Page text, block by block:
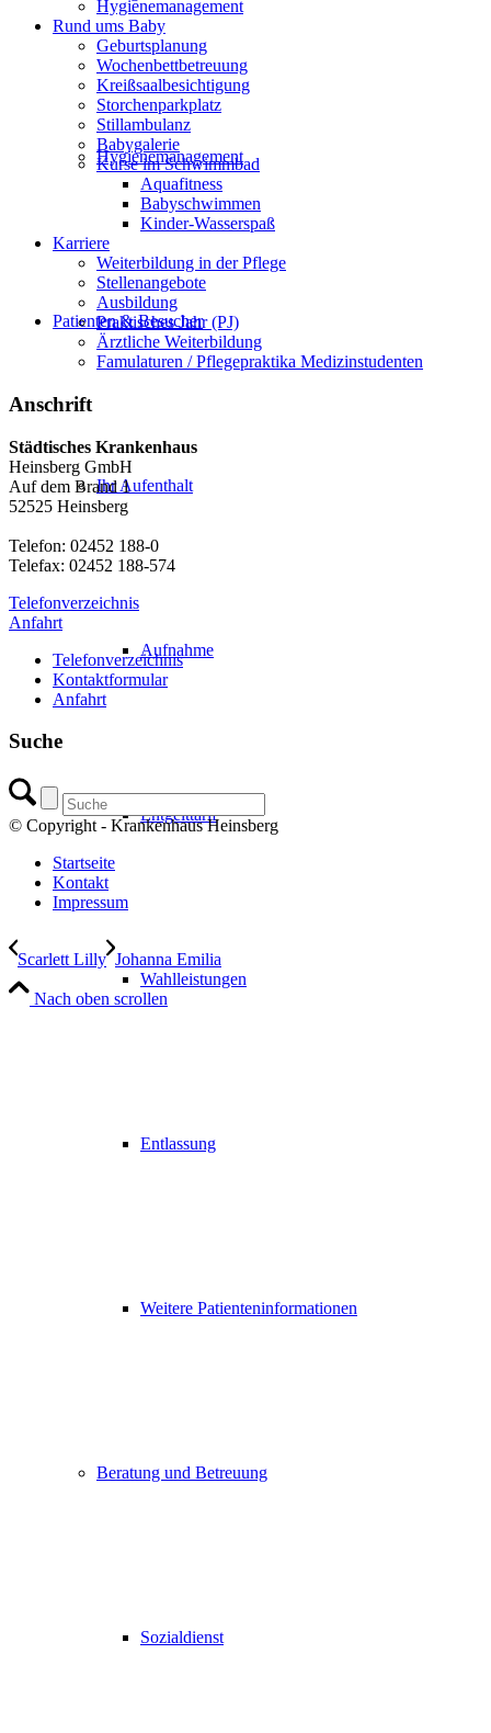
Hygienemanagement
Patienten & Besucher
Ihr Aufenthalt
Aufnahme
Entgelttarif
Wahlleistungen
Entlassung
Weitere Patienteninformationen
Beratung und Betreuung
Sozialdienst
Hygienemanagement
Rund ums Baby
Geburtsplanung
Wochenbettbetreuung
Kreißsaalbesichtigung
Storchenparkplatz
Stillambulanz
Babygalerie
Kurse im Schwimmbad
Aquafitness
Babyschwimmen
Kinder-Wasserspaß
Karriere
Weiterbildung in der Pflege
Stellenangebote
Ausbildung
Praktisches Jahr (PJ)
Ärztliche Weiterbildung
Famulaturen / Pflegepraktika Medizinstudenten
Anschrift
Städtisches Krankenhaus
Heinsberg GmbH
Auf dem Brand 1
52525 Heinsberg
Telefon: 02452 188-0
Telefax: 02452 188-574
Telefonverzeichnis
Anfahrt
Telefonverzeichnis
Kontaktformular
Anfahrt
Suche
© Copyright - Krankenhaus Heinsberg
Startseite
Kontakt
Impressum
Scarlett Lilly Johanna Emilia
Nach oben scrollen